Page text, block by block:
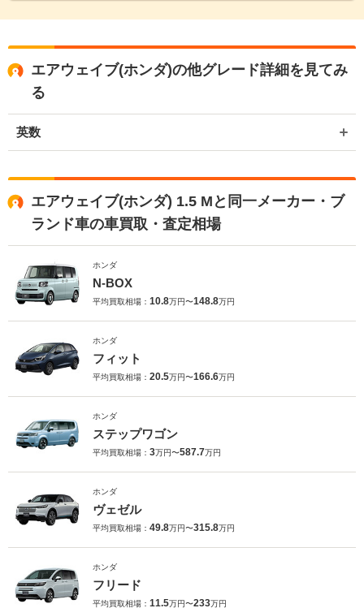
エアウェイブ(ホンダ)の他グレード詳細を見てみ
る
英数
エアウェイブ(ホンダ) 1.5 Mと同一メーカー・ブ
ランド車の車買取・査定相場
ホンダ
N-BOX
平均買取相場： 10.8万円〜148.8万円
ホンダ
フィット
平均買取相場： 20.5万円〜166.6万円
ホンダ
ステップワゴン
平均買取相場： 3万円〜587.7万円
ホンダ
ヴェゼル
平均買取相場： 49.8万円〜315.8万円
ホンダ
フリード
平均買取相場： 11.5万円〜233万円